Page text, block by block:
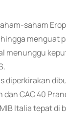
saham
menguat
menunggu
diperkirakan
dan CAC 40
Italia tepat di